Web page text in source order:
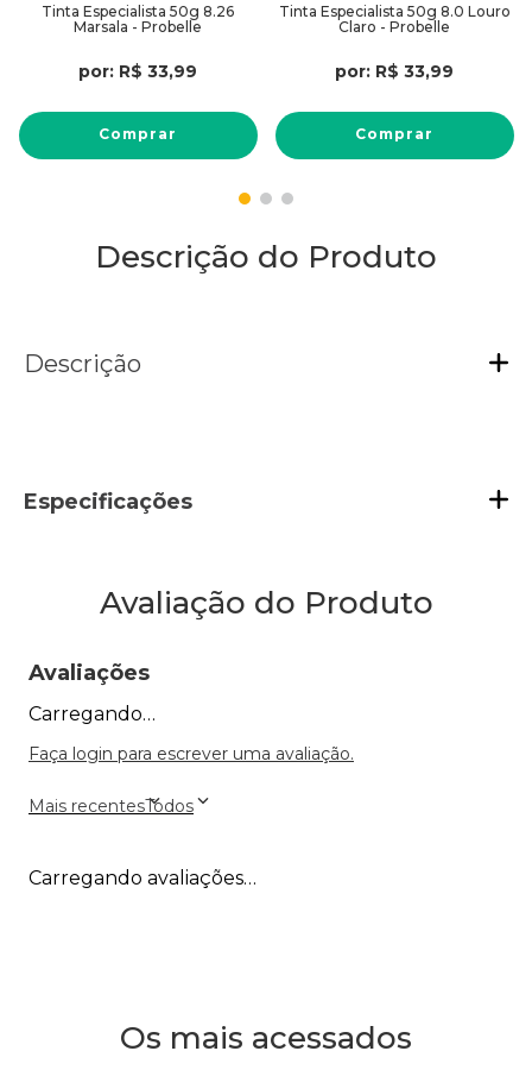
Tinta Especialista 50g 8.26
Marsala - Probelle
por: R$ 33,99
Comprar
Tinta Especialista 50g 8.0 Louro
Claro - Probelle
por: R$ 33,99
Comprar
Descrição do Produto
Descrição
Especificações
Avaliação do Produto
Avaliações
Carregando…
Faça login para escrever uma avaliação.
Mais recentesTodos
Carregando avaliações…
Os mais acessados